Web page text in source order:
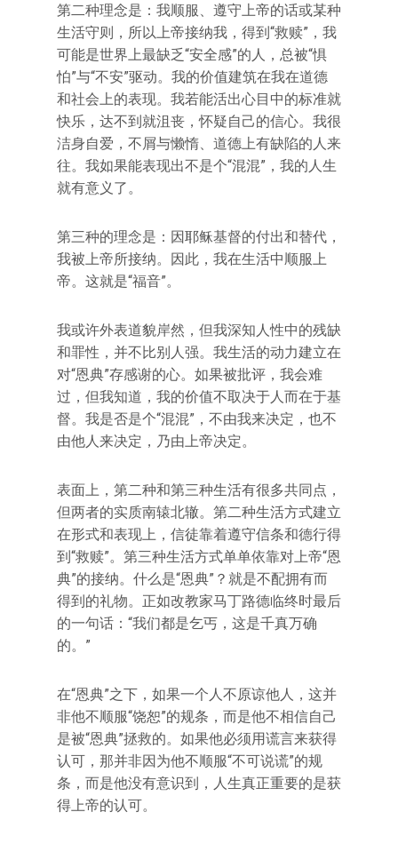
第二种理念是：我顺服、遵守上帝的话或某种
生活守则，所以上帝接纳我，得到“救赎”，我
可能是世界上最缺乏“安全感”的人，总被“惧
怕”与“不安”驱动。我的价值建筑在我在道德
和社会上的表现。我若能活出心目中的标准就
快乐，达不到就沮丧，怀疑自己的信心。我很
洁身自爱，不屑与懒惰、道德上有缺陷的人来
往。我如果能表现出不是个“混混”，我的人生
就有意义了。
第三种的理念是：因耶稣基督的付出和替代，
我被上帝所接纳。因此，我在生活中顺服上
帝。这就是“福音”。
我或许外表道貌岸然，但我深知人性中的残缺
和罪性，并不比别人强。我生活的动力建立在
对“恩典”存感谢的心。如果被批评，我会难
过，但我知道，我的价值不取决于人而在于基
督。我是否是个“混混”，不由我来决定，也不
由他人来决定，乃由上帝决定。
表面上，第二种和第三种生活有很多共同点，
但两者的实质南辕北辙。第二种生活方式建立
在形式和表现上，信徒靠着遵守信条和德行得
到“救赎”。第三种生活方式单单依靠对上帝“恩
典”的接纳。什么是“恩典”？就是不配拥有而
得到的礼物。正如改教家马丁路德临终时最后
的一句话：“我们都是乞丐，这是千真万确
的。”
在“恩典”之下，如果一个人不原谅他人，这并
非他不顺服“饶恕”的规条，而是他不相信自己
是被“恩典”拯救的。如果他必须用谎言来获得
认可，那并非因为他不顺服“不可说谎”的规
条，而是他没有意识到，人生真正重要的是获
得上帝的认可。